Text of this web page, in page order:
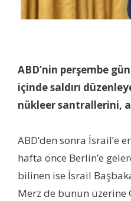
ABD’nin perşembe
içinde saldırı
nükleer santrallerini,
ABD’den sonra İsrail’e
hafta önce Berlin’e
bilinen ise İsrail
Merz de bunun üzerine